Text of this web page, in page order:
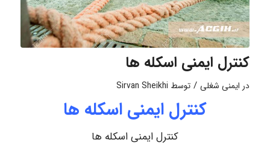
کنترل ایمنی اسکله ها
در ایمنی شغلی / توسط Sirvan Sheikhi
کنترل ایمنی اسکله ها
کنترل ایمنی اسکله ها